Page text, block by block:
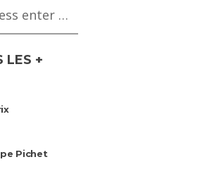
LES +
Pichet